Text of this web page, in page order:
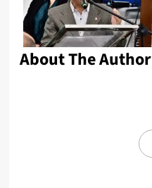
About The Author